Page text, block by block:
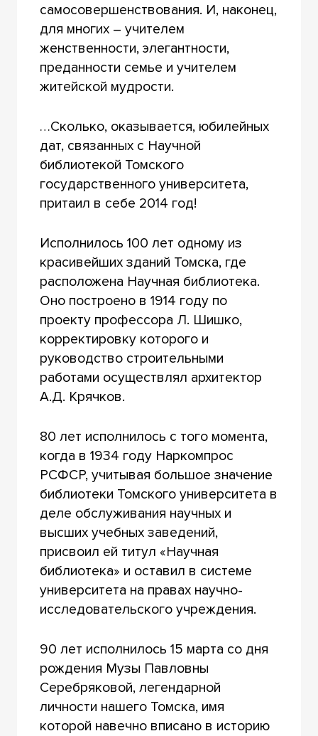
самосовершенствования. И, наконец,
для многих – учителем
женственности, элегантности,
преданности семье и учителем
житейской мудрости.
…Сколько, оказывается, юбилейных
дат, связанных с Научной
библиотекой Томского
государственного университета,
притаил в себе 2014 год!
Исполнилось 100 лет одному из
красивейших зданий Томска, где
расположена Научная библиотека.
Оно построено в 1914 году по
проекту профессора Л. Шишко,
корректировку которого и
руководство строительными
работами осуществлял архитектор
А.Д. Крячков.
80 лет исполнилось с того момента,
когда в 1934 году Наркомпрос
РСФСР, учитывая большое значение
библиотеки Томского университета в
деле обслуживания научных и
высших учебных заведений,
присвоил ей титул «Научная
библиотека» и оставил в системе
университета на правах научно-
исследовательского учреждения.
90 лет исполнилось 15 марта со дня
рождения Музы Павловны
Серебряковой, легендарной
личности нашего Томска, имя
которой навечно вписано в историю